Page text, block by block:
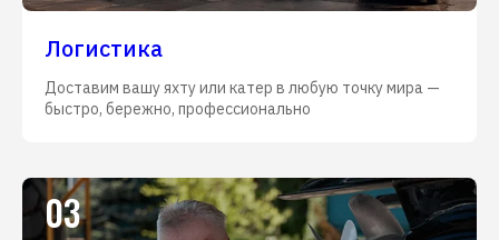
Логистика
Доставим вашу яхту или катер в любую точку мира —
быстро, бережно, профессионально
03